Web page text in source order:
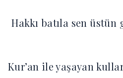
Hakkı batıla sen üstün
Kur’an ile yaşayan